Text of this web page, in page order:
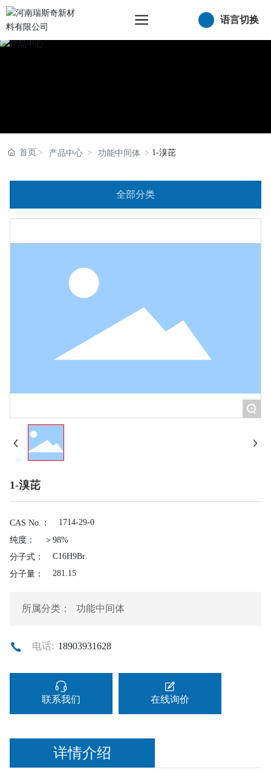
语言切换
首页 产品中心 功能中间体 1-溴芘
全部分类
+
1-溴芘
CAS No.：
1714-29-0
纯度：
＞98%
分子式：
C16H9Br
分子量：
281.15
所属分类： 功能中间体
电话: 18903931628
联系我们 在线询价
详情介绍